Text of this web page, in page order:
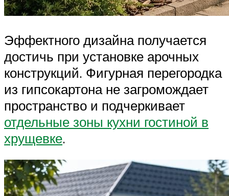
Эффектного дизайна получается
достичь при установке арочных
конструкций. Фигурная перегородка
из гипсокартона не загромождает
пространство и подчеркивает
отдельные зоны кухни гостиной в
хрущевке.